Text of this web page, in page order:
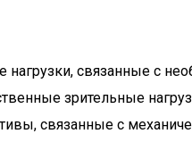
связанные с
зрительные
связанные с